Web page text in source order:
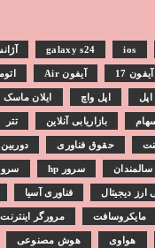
galaxy s24 ios
آیفون 17 آیفون Air
اپل اپل واچ ایلان ماسک
بازاریابی آنلاین تتر
حقوق فناوری
سالمندان سرور hp
ارز دیجیتال فناوری آسیا
مایکروسافت مرورگر اینترنت
هواوی هوش مصنوعی